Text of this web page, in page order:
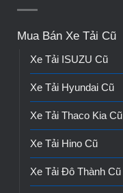
Mua Bán Xe Tải Cũ
Xe Tải ISUZU Cũ
Xe Tải Hyundai Cũ
Xe Tải Thaco Kia Cũ
Xe Tải Hino Cũ
Xe Tải Đô Thành Cũ